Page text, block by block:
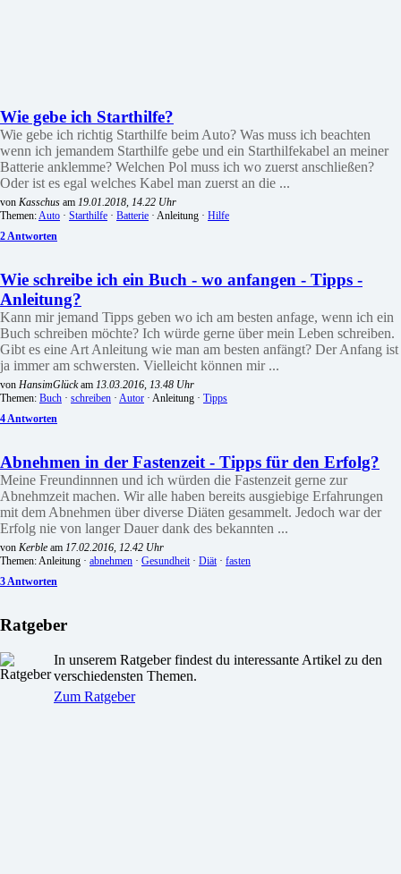
Wie gebe ich Starthilfe?
Wie gebe ich richtig Starthilfe beim Auto? Was muss ich beachten
wenn ich jemandem Starthilfe gebe und ein Starthilfekabel an meiner
Batterie anklemme? Welchen Pol muss ich wo zuerst anschließen?
Oder ist es egal welches Kabel man zuerst an die ...
von Kasschus am 19.01.2018, 14.22 Uhr
Themen:Auto · Starthilfe · Batterie · Anleitung · Hilfe
2 Antworten
Wie schreibe ich ein Buch - wo anfangen - Tipps -
Anleitung?
Kann mir jemand Tipps geben wo ich am besten anfage, wenn ich ein
Buch schreiben möchte? Ich würde gerne über mein Leben schreiben.
Gibt es eine Art Anleitung wie man am besten anfängt? Der Anfang ist
ja immer am schwersten. Vielleicht können mir ...
von HansimGlückam 13.03.2016, 13.48 Uhr
Themen: Buch · schreiben · Autor · Anleitung · Tipps
4 Antworten
Abnehmen in der Fastenzeit - Tipps für den Erfolg?
Meine Freundinnnen und ich würden die Fastenzeit gerne zur
Abnehmzeit machen. Wir alle haben bereits ausgiebige Erfahrungen
mit dem Abnehmen über diverse Diäten gesammelt. Jedoch war der
Erfolg nie von langer Dauer dank des bekannten ...
von Kerble am 17.02.2016, 12.42 Uhr
Themen: Anleitung · abnehmen · Gesundheit· Diät· fasten
3 Antworten
Ratgeber
In unserem Ratgeber findest du interessante Artikel zu den
verschiedensten Themen.
Zum Ratgeber